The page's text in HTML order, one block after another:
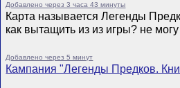
Добавлено через 3 часа 43 минуты
Карта называется Легенды
как вытащить из из игры? не
Добавлено через 5 минут
Кампания "Легенды Предков.